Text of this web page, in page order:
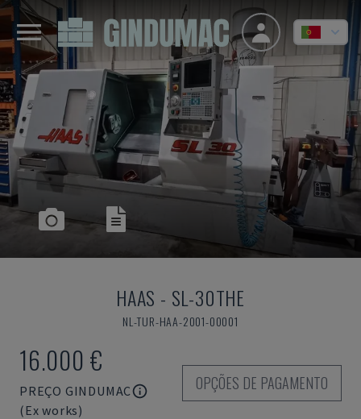
HAAS - SL-30THE
NL-TUR-HAA-2001-00001
16.000 €
PREÇO GINDUMAC
(Ex works)
OPÇÕES DE PAGAMENTO